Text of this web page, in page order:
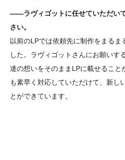
――ラヴィゴットに任せていただい
さい。
以前のLPでは依頼先に制作をまるま
した。ラヴィゴットさんにお願いす
達の想いをそのままLPに載せること
も素早く対応していただけて、新し
とができています。